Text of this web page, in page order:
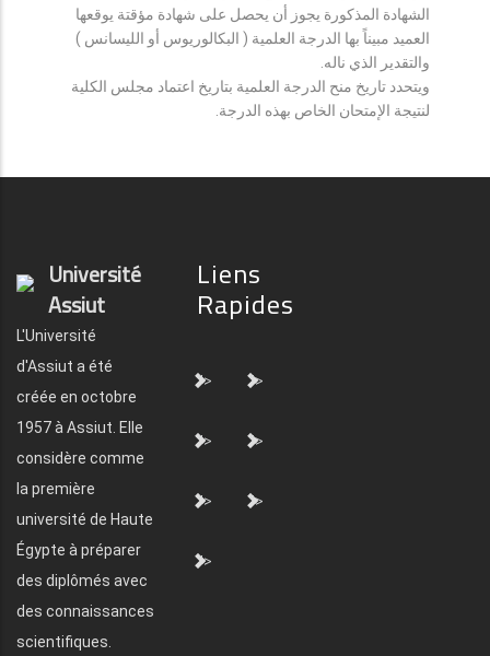
الشهادة المذكورة يجوز أن يحصل على شهادة مؤقتة يوقعها
العميد مبيناً بها الدرجة العلمية ( البكالوريوس أو الليسانس )
والتقدير الذي ناله.
ويتحدد تاريخ منح الدرجة العلمية بتاريخ اعتماد مجلس الكلية
لنتيجة الإمتحان الخاص بهذه الدرجة.
Université
Assiut
L'Université
d'Assiut a été
créée en octobre
1957 à Assiut. Elle
considère comme
la première
université de Haute
Égypte à préparer
des diplômés avec
des connaissances
scientifiques.
Liens
Rapides
"> ">
"> ">
"> ">
">